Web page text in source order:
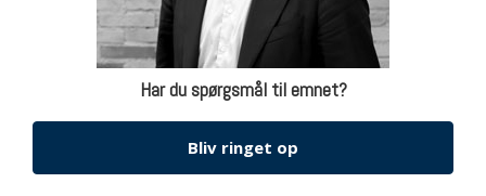
Har du spørgsmål til emnet?
Bliv ringet op